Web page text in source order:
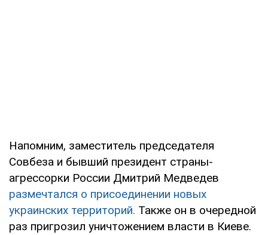
Напомним, заместитель председателя
Совбеза и бывший президент страны-
агрессорки России Дмитрий Медведев
размечтался о присоединении новых
украинских территорий. Также он в очередной
раз пригрозил уничтожением власти в Киеве.